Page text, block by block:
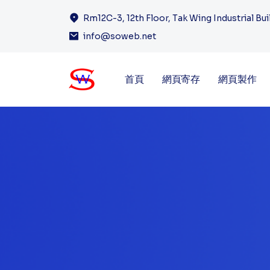
Rm12C-3, 12th Floor, Tak Wing Industrial
info@soweb.net
首頁 網頁寄存 網頁製作